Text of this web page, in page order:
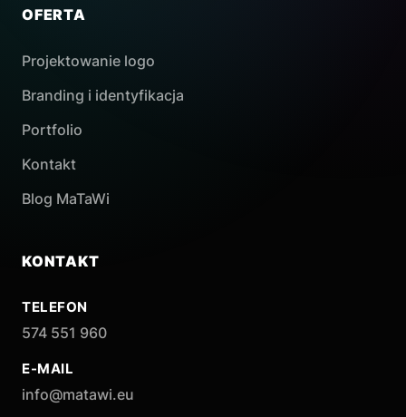
OFERTA
Projektowanie logo
Branding i identyfikacja
Portfolio
Kontakt
Blog MaTaWi
KONTAKT
TELEFON
574 551 960
E-MAIL
info@matawi.eu